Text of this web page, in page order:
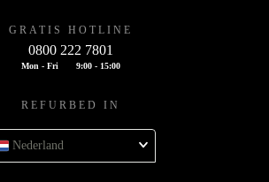
GRATIS HOTLINE
0800 222 7801
Mon - Fri 9:00 - 15:00
REFURBED IN
Nederland